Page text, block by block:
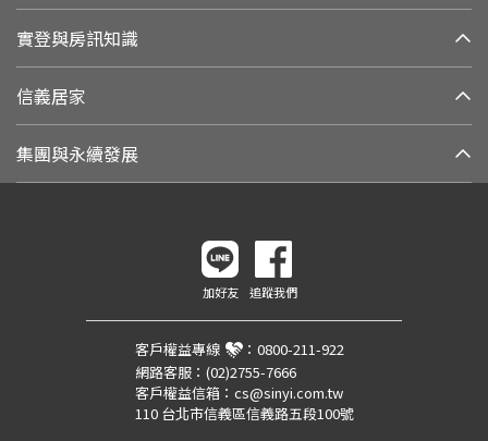
實登與房訊知識
信義居家
集團與永續發展
加好友 追蹤我們
客戶權益專線 ： 0800-211-922
網路客服： (02)2755-7666
客戶權益信箱： cs@sinyi.com.tw
110 台北市信義區信義路五段100號